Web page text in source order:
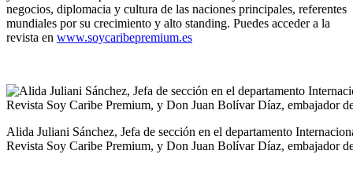
negocios, diplomacia y cultura de las naciones principales, referentes
mundiales por su crecimiento y alto standing. Puedes acceder a la
revista en www.soycaribepremium.es
Alida Juliani Sánchez, Jefa de sección en el departamento
Revista Soy Caribe Premium, y Don Juan Bolívar Díaz, embajador